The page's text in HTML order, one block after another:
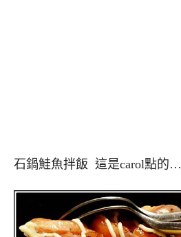
石鍋鮭魚拌飯 這是carol點的…